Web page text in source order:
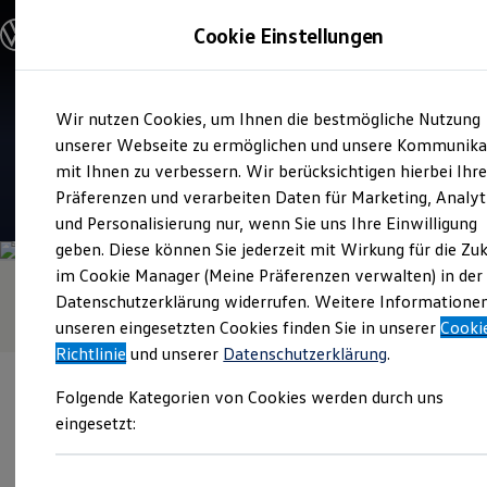
Hauptinhalt
springen
Footer
springen
Modelle & Konfigurator
Nutzfahrzeugkategorien entdecken
Modelle konfigurieren
Vorgängermodelle und Oldtimer
Vorgängermodelle
Oldtimer
Bulli Historie
Branchenlösungen & Gewerbekunden
Umbaulösungen und Hersteller finden
Auf- und Umbauten entdecken & konfigurieren
Groß- und Sonderkunden
Großkunden
Kommunen & Behörden
Journalisten
Sportvereine
Branchenlösungen
Gewerbliche Personenbeförderung
Service & mobile Werkstätten
Menschen mit Behinderung
Service
Volkswagen Mülheim Saarn
4.7| 81 Bewertungen
Cookie Einstellungen
Wir nutzen Cookies, um Ihnen die bestmögliche Nutzung
unserer Webseite zu ermöglichen und unsere
mit Ihnen zu verbessern. Wir berücksichtigen hierbei Ihre
Präferenzen und verarbeiten Daten für Marketing,
und Personalisierung nur, wenn Sie uns Ihre Einwilligung
geben. Diese können Sie jederzeit mit Wirkung für die
im Cookie Manager (Meine Präferenzen verwalten) in der
Datenschutzerklärung widerrufen. Weitere
unseren eingesetzten Cookies finden Sie in unserer
Richtlinie und unserer Datenschutzerklärung.
Folgende Kategorien von Cookies werden durch uns
eingesetzt: